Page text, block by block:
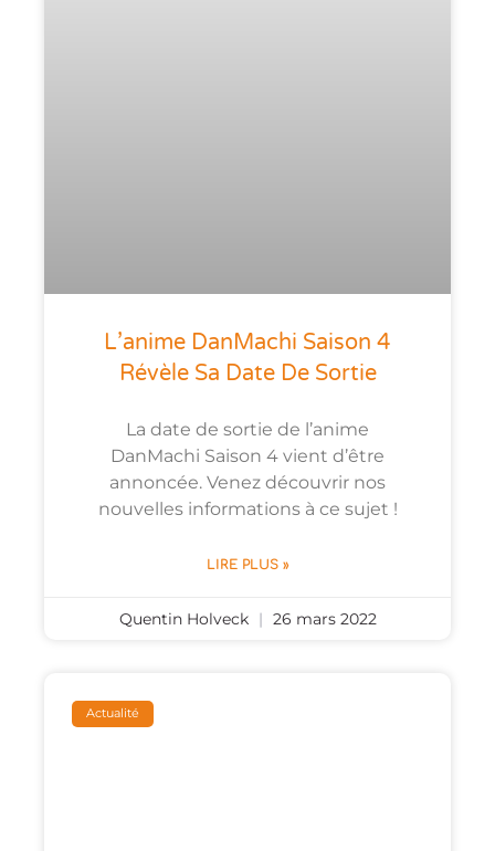
L’anime DanMachi Saison 4
Révèle Sa Date De Sortie
La date de sortie de l’anime
DanMachi Saison 4 vient d’être
annoncée. Venez découvrir nos
nouvelles informations à ce sujet !
LIRE PLUS »
Quentin Holveck 26 mars 2022
Actualité